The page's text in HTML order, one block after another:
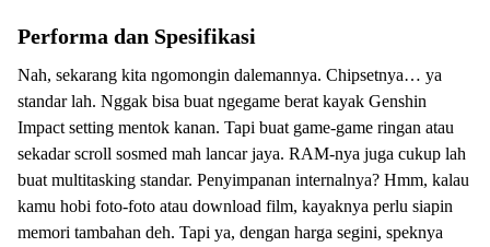
Performa dan Spesifikasi
Nah, sekarang kita ngomongin dalemannya. Chipsetnya… ya
standar lah. Nggak bisa buat ngegame berat kayak Genshin
Impact setting mentok kanan. Tapi buat game-game ringan atau
sekadar scroll sosmed mah lancar jaya. RAM-nya juga cukup lah
buat multitasking standar. Penyimpanan internalnya? Hmm, kalau
kamu hobi foto-foto atau download film, kayaknya perlu siapin
memori tambahan deh. Tapi ya, dengan harga segini, speknya